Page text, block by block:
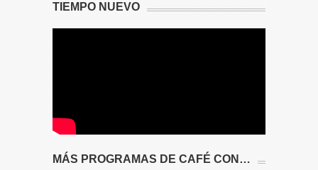
TIEMPO NUEVO
MÁS PROGRAMAS DE CAFÉ CON…